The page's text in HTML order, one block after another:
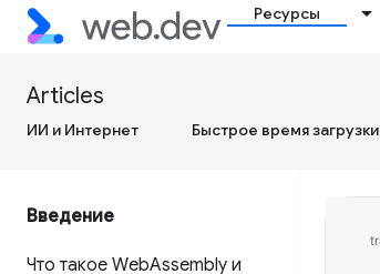
Ресурсы
Articles
ИИ и Интернет Быстрое время загрузки
Введение
Что такое WebAssembly и